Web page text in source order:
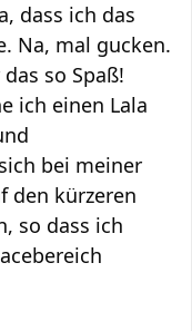
dass ich das
Na, mal gucken.
so Spaß!
ich einen Lala
bei meiner
den kürzeren
so dass ich